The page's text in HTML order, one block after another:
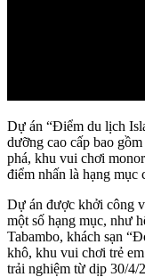
Dự án “Điểm du lịch
dưỡng cao cấp bao
phá, khu vui chơi
điểm nhấn là hạng mục
Dự án được khởi công
một số hạng mục, như
Tabambo, khách sạn
khô, khu vui chơi trẻ
trải nghiệm từ dịp 30/4/